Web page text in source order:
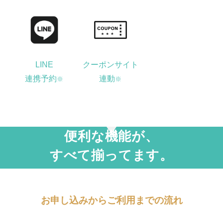
LINE
連携予約 ※
クーポンサイト
連動 ※
便利な機能が、
すべて揃ってます。
お申し込みからご利用までの流れ